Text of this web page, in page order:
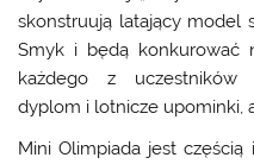
skonstruują latający model
Smyk i będą konkurować
każdego z uczestników
dyplom i lotnicze upominki,
Mini Olimpiada jest częścią